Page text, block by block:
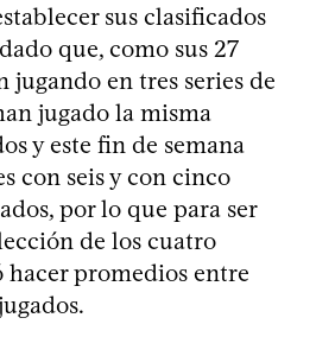
sus clasificados
que, como sus 27
jugando en tres series de
jugado la misma
y este fin de semana
con seis y con cinco
por lo que para ser
de los cuatro
hacer promedios entre